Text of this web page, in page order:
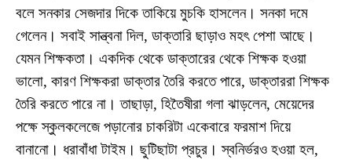
বলে সনকার সেজদার দিকে তাকিয়ে মুচকি হাসলেন। সনকা দমে
গেলেন। সবাই সান্ত্বনা দিল, ডাক্তারি ছাড়াও মহৎ পেশা আছে।
যেমন শিক্ষকতা। একদিক থেকে ডাক্তারের থেকে শিক্ষক হওয়া
ভালো, কারণ শিক্ষকরা ডাক্তার তৈরি করতে পারে, ডাক্তাররা শিক্ষক
তৈরি করতে পারে না। তাছাড়া, হিতৈষীরা গলা ঝাড়লেন, মেয়েদের
পক্ষে স্কুলকলেজে পড়ানোর চাকরিটা একেবারে ফরমাশ দিয়ে
বানানো। ধরাবাঁধা টাইম। ছুটিছাটা প্রচুর। স্বনির্ভরও হওয়া হল,